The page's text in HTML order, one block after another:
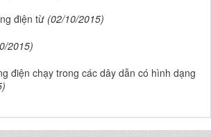
điện từ (02/10/2015)
2015)
điện chạy trong các dây dẫn có hình dạng